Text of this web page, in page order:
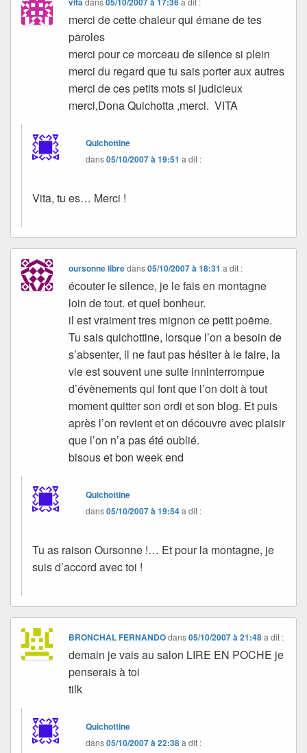
merci de cette chaleur qui émane de tes
paroles
merci pour ce morceau de silence si plein
merci du regard que tu sais porter aux autres
merci de ces petits mots si judicieux
merci,Dona Quichotta ,merci. VITA
Quichottine
dans05/10/2007 à 19:51 a dit :
Vita, tu es… Merci !
oursonne libredans05/10/2007 à 18:31 a dit :
écouter le silence, je le fais en montagne
loin de tout. et quel bonheur.
il est vraiment tres mignon ce petit poëme.
Tu sais quichottine, lorsque l’on a besoin de
s’absenter, il ne faut pas hésiter à le faire, la
vie est souvent une suite inninterrompue
d’évènements qui font que l’on doit à tout
moment quitter son ordi et son blog. Et puis
après l’on revient et on découvre avec plaisir
que l’on n’a pas été oublié.
bisous et bon week end
Quichottine
dans05/10/2007 à 19:54a dit :
Tu as raison Oursonne !… Et pour la montagne, je
suis d’accord avec toi !
BRONCHAL FERNANDOdans05/10/2007 à 21:48 a dit :
demain je vais au salon LIRE EN POCHE je
penserais à toi
tilk
Quichottine
dans05/10/2007 à 22:38a dit :